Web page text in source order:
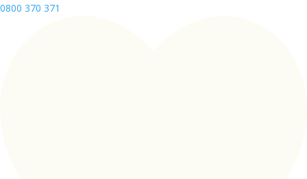
0800 370 371